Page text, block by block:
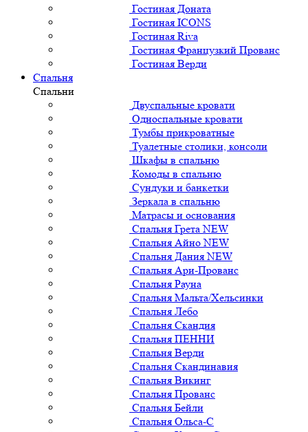
Гостиная Доната
Гостиная ICONS
Гостиная Riva
Гостиная Французкий Прованс
Гостиная Верди
Спальня
Спальни
Двуспальные кровати
Односпальные кровати
Тумбы прикроватные
Туалетные столики, консоли
Шкафы в спальню
Комоды в спальню
Сундуки и банкетки
Зеркала в спальню
Матрасы и основания
Спальня Грета NEW
Спальня Айно NEW
Спальня Дания NEW
Спальня Ари-Прованс
Спальня Рауна
Спальня Мальта/Хельсинки
Спальня Лебо
Спальня Скандия
Спальня ПЕННИ
Спальня Верди
Спальня Скандинавия
Спальня Викинг
Спальня Прованс
Спальня Бейли
Спальня Ольса-С